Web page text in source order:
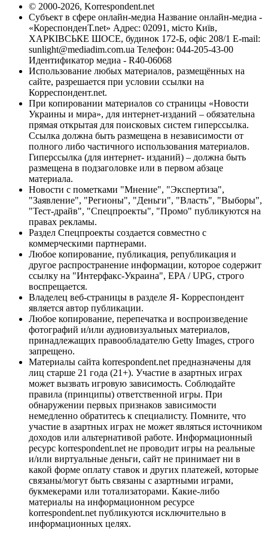
© 2000-2026, Korrespondent.net
Субъект в сфере онлайн-медиа Название онлайн-медиа -
«КореспонденТ.net» Адрес: 02091, місто Київ,
ХАРКІВСЬКЕ ШОСЕ, будинок 172-Б, офіс 208/1 E-mail:
sunlight@mediadim.com.ua Телефон: 044-205-43-00
Идентификатор медиа - R40-06068
Использование любых материалов, размещённых на
сайте, разрешается при условии ссылки на
Корреспондент.net.
При копировании материалов со страницы «Новости
Украины и мира», для интернет-изданий – обязательна
прямая открытая для поисковых систем гиперссылка.
Ссылка должна быть размещена в независимости от
полного либо частичного использования материалов.
Гиперссылка (для интернет- изданий) – должна быть
размещена в подзаголовке или в первом абзаце
материала.
Новости с пометками "Мнение", "Экспертиза",
"Заявление", "Регионы", "Деньги", "Власть", "Выборы",
"Тест-драйв", "Спецпроекты", "Промо" публикуются на
правах рекламы.
Раздел Спецпроекты создается совместно с
коммерческими партнерами.
Любое копирование, публикация, републикация и
другое распространение информации, которое содержит
ссылку на "Интерфакс-Украина", EPA / UPG, строго
воспрещается.
Владелец веб-страницы в разделе Я- Корреспондент
является автор публикации.
Любое копирование, перепечатка и воспроизведение
фотографий и/или аудиовизуальных материалов,
принадлежащих правообладателю Getty Images, строго
запрещено.
Материалы сайта korrespondent.net предназначены для
лиц старше 21 года (21+). Участие в азартных играх
может вызвать игровую зависимость. Соблюдайте
правила (принципы) ответственной игры. При
обнаружении первых признаков зависимости
немедленно обратитесь к специалисту. Помните, что
участие в азартных играх не может являться источником
доходов или альтернативой работе. Информационный
ресурс korrespondent.net не проводит игры на реальные
и/или виртуальные деньги, сайт не принимает ни в
какой форме оплату ставок и других платежей, которые
связаны/могут быть связаны с азартными играми,
букмекерами или тотализаторами. Какие-либо
материалы на информационном ресурсе
korrespondent.net публикуются исключительно в
информационных целях.